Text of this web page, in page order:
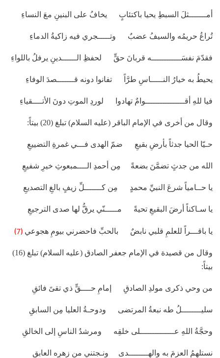
أمـــــــثلَ السبطِ يحيا باكتئابٍ يخافُ على البنينِ معَ النساءِ
تُراعُ حريمُه والسيفُ عضبٌ وتـــــجري فيه زاكيةُ الدماءِ
فقدّمَ نفسَــــــــــــه قربانَ حقٍّ لحفظِ الــــــدينِ يرفلُ باللواءِ
يحيطُ به خيارُ النـــــاسِ طرَّاً تفانوا دونه قـــــــصدَ الوفاءِ
فيا للهِ أقــــــــــــــــوامٌ تهادوا لوردِ الموتِ دونَ الأتــــقياءِ
وقال من أخرى في الإمام الباقر (عليه السلام) تبلغ (20) بيتاً:
حـيّا الحيا جدثاً بأرضِ بقيعِ ضمّ الهدى فـــي غمرةِ التضييعِ
الله من جدثٍ تضمَّنَ بضعةً مِن أحمدِ الــــمبعوثِ خيرِ شفيعِ
يا حــامياً شرعَ النبيِّ محمدٍ مِن كـــــــلِّ زيفٍ بالغِ التصديعِ
يا سـاكناً أرضَ البقيعِ تحيةً مـــــنّي يرقُّ لها صدى الترجيعِ
يا باقـــراً للعلمِ قلبي نابضٌ بالحبِّ فاحضرني بيومِ هجوعي (7)
وقال من قصيدة في الإمام جعفر الصادق (عليه السلام) تبلغ (16)
بيتاً:
من وحي ذكرى مولدِ الصادقِ إمامِ حــــقٍّ ذي تقىً فائقِ
سليــــــــلُ طه نبعةُ المرتضى ودوحـةُ العليا مِن السابقِ
وحجَّةُ اللهِ عــــــــــــــلى خلقِه ومرشدُ الناسِ إلى الخالقِ
نستلهمُ العزمَ به والهــــــــدى ونـجتني من زهرِه العابقِ